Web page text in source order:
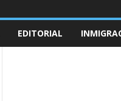
EDITORIAL